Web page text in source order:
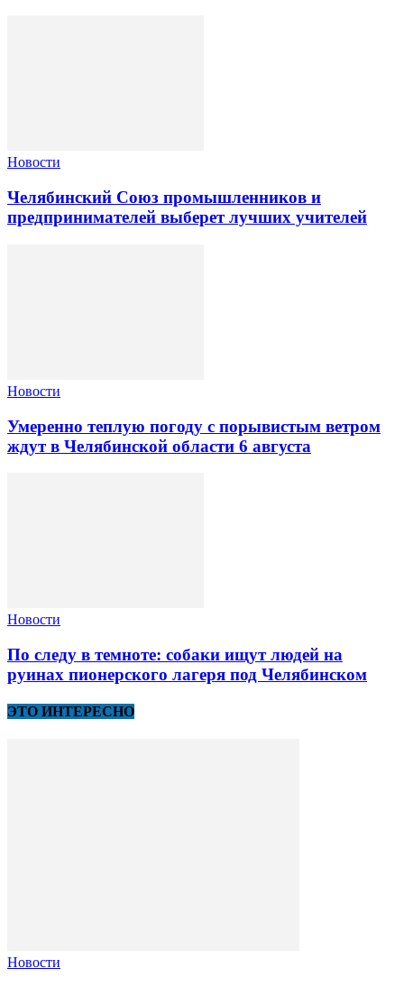
Новости
Челябинский Союз промышленников и
предпринимателей выберет лучших учителей
Новости
Умеренно теплую погоду с порывистым ветром
ждут в Челябинской области 6 августа
Новости
По следу в темноте: собаки ищут людей на
руинах пионерского лагеря под Челябинском
ЭТО ИНТЕРЕСНО
Новости